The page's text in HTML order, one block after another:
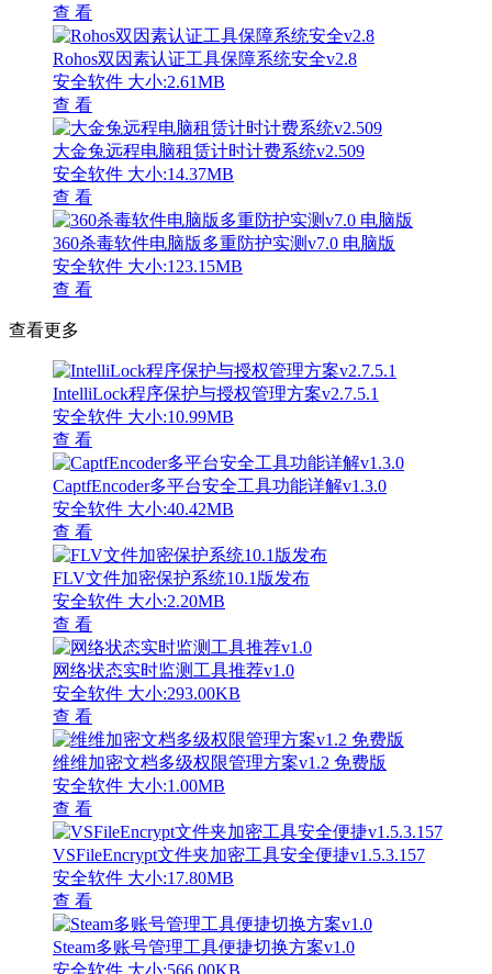
查 看
Rohos双因素认证工具保障系统安全v2.8
安全软件 大小:2.61MB
查 看
大金兔远程电脑租赁计时计费系统v2.509
安全软件 大小:14.37MB
查 看
360杀毒软件电脑版多重防护实测v7.0 电脑版
安全软件 大小:123.15MB
查 看
查看更多
IntelliLock程序保护与授权管理方案v2.7.5.1
安全软件 大小:10.99MB
查 看
CaptfEncoder多平台安全工具功能详解v1.3.0
安全软件 大小:40.42MB
查 看
FLV文件加密保护系统10.1版发布
安全软件 大小:2.20MB
查 看
网络状态实时监测工具推荐v1.0
安全软件 大小:293.00KB
查 看
维维加密文档多级权限管理方案v1.2 免费版
安全软件 大小:1.00MB
查 看
VSFileEncrypt文件夹加密工具安全便捷v1.5.3.157
安全软件 大小:17.80MB
查 看
Steam多账号管理工具便捷切换方案v1.0
安全软件 大小:566.00KB